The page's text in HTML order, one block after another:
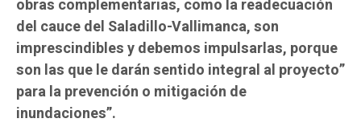
obras complementarias, como la readecuación
del cauce del Saladillo-Vallimanca, son
imprescindibles y debemos impulsarlas, porque
son las que le darán sentido integral al proyecto”
para la prevención o mitigación de
inundaciones”.